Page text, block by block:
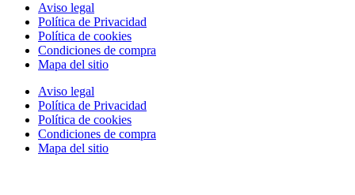
Aviso legal
Política de Privacidad
Política de cookies
Condiciones de compra
Mapa del sitio
Aviso legal
Política de Privacidad
Política de cookies
Condiciones de compra
Mapa del sitio